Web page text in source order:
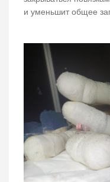
и уменьшит общее